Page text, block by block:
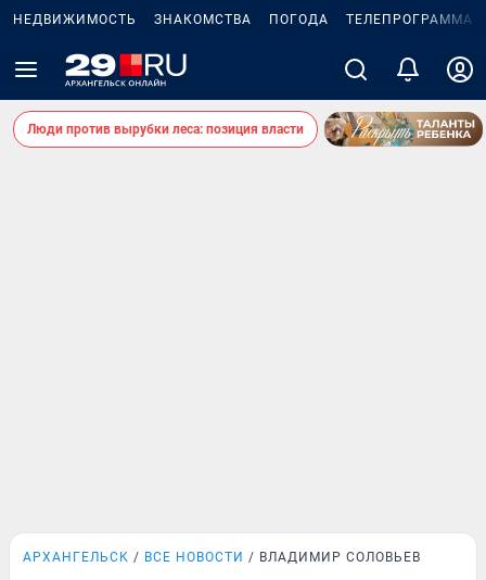
НЕДВИЖИМОСТЬ ЗНАКОМСТВА ПОГОДА ТЕЛЕПРОГРАММА
Люди против вырубки леса: позиция власти
АРХАНГЕЛЬСК ВСЕ НОВОСТИ ВЛАДИМИР СОЛОВЬЕВ